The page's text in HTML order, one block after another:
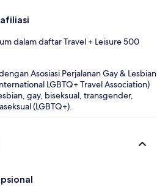
dalam daftar Travel + Leisure 500
Asosiasi Perjalanan Gay & Lesbian
LGBTQ+ Travel Association)
gay, biseksual, transgender,
(LGBTQ+).